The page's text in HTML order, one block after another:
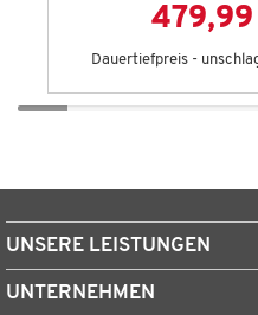
Dauertiefpreis -
UNSERE LEISTUNGEN
UNTERNEHMEN